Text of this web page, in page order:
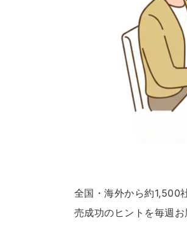
全国・海外から約1,500
売成功のヒントを毎週お